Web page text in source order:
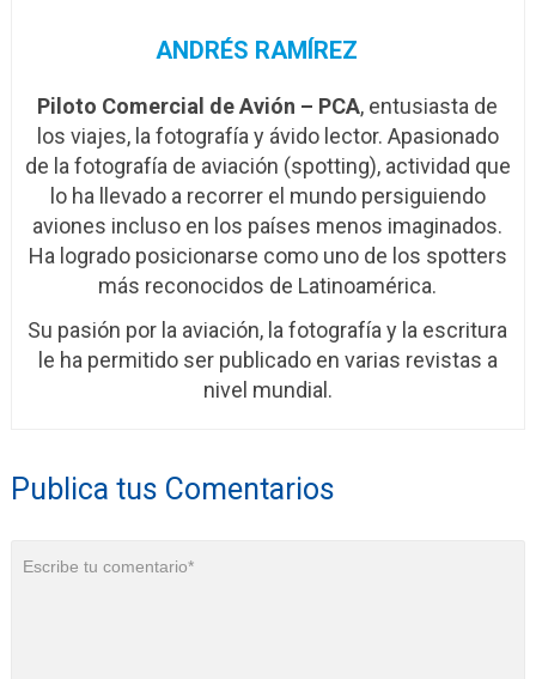
ANDRÉS RAMÍREZ
Piloto Comercial de Avión – PCA, entusiasta de
los viajes, la fotografía y ávido lector. Apasionado
de la fotografía de aviación (spotting), actividad que
lo ha llevado a recorrer el mundo persiguiendo
aviones incluso en los países menos imaginados.
Ha logrado posicionarse como uno de los spotters
más reconocidos de Latinoamérica.
Su pasión por la aviación, la fotografía y la escritura
le ha permitido ser publicado en varias revistas a
nivel mundial.
Publica tus Comentarios